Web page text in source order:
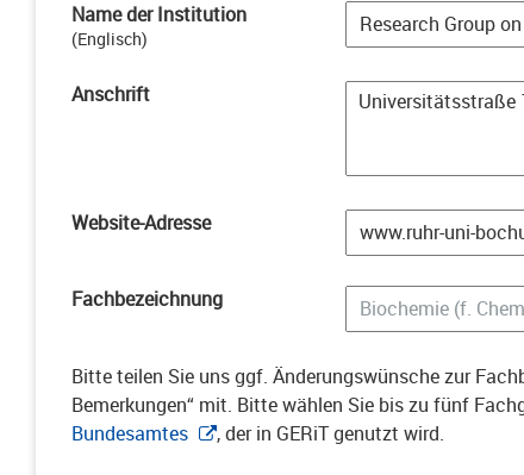
Name der Institution
(Englisch)
Anschrift
Website-Adresse
Fachbezeichnung
Bitte teilen Sie uns ggf. Änderungswünsche zur
Bemerkungen“ mit. Bitte wählen Sie bis zu fünf
Bundesamtes
, der in GERiT genutzt wird.